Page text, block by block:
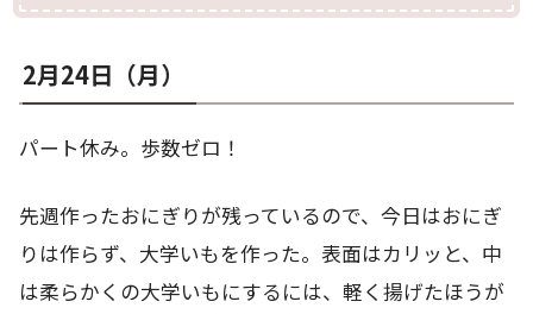
2月24日（月）
パート休み。歩数ゼロ！
先週作ったおにぎりが残っているので、今日はおにぎ
りは作らず、大学いもを作った。表面はカリッと、中
は柔らかくの大学いもにするには、軽く揚げたほうが